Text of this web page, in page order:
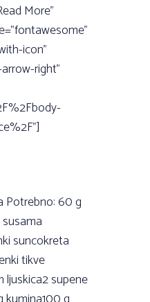
More"
icon"
right"
Potrebno: 60 g
suncokreta
tikve
ljuskica2 supene